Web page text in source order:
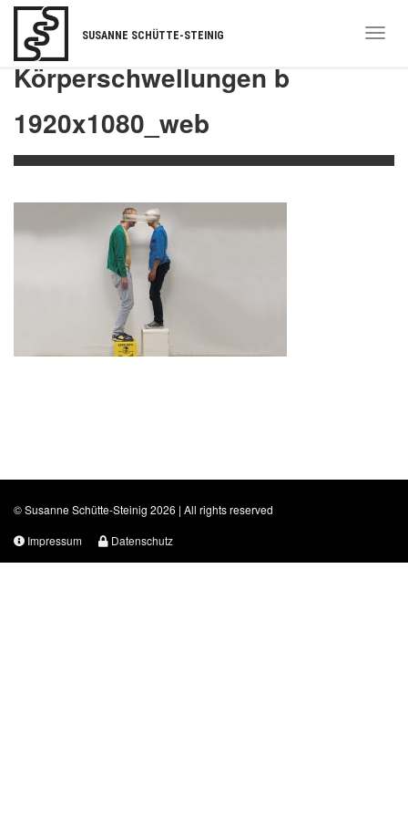
SUSANNE SCHÜTTE-STEINIG
Körperschwellungen b
1920x1080_web
© Susanne Schütte-Steinig 2026 | All rights reserved
Impressum
Datenschutz